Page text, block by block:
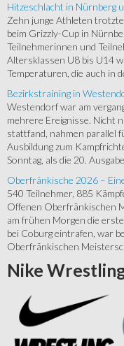
Hitzeschlacht in Nürnberg
Zehn junge Athleten
beim Grizzly-Cup in
Teilnehmerinnen und
Altersklassen U8 bis U14
Temperaturen, die auch in
Bezirkstraining in
Westendorf war am
mehrere Ereignisse. Nicht
stattfand, nahmen parallel
Ausbildung zum
Sonntag, als die 20.
Oberfränkische 2026 –
540 Teilnehmer, 885
Offenen Oberfränkischen
am frühen Morgen die
bei Coburg eintrafen, war
Oberfränkischen
Nike